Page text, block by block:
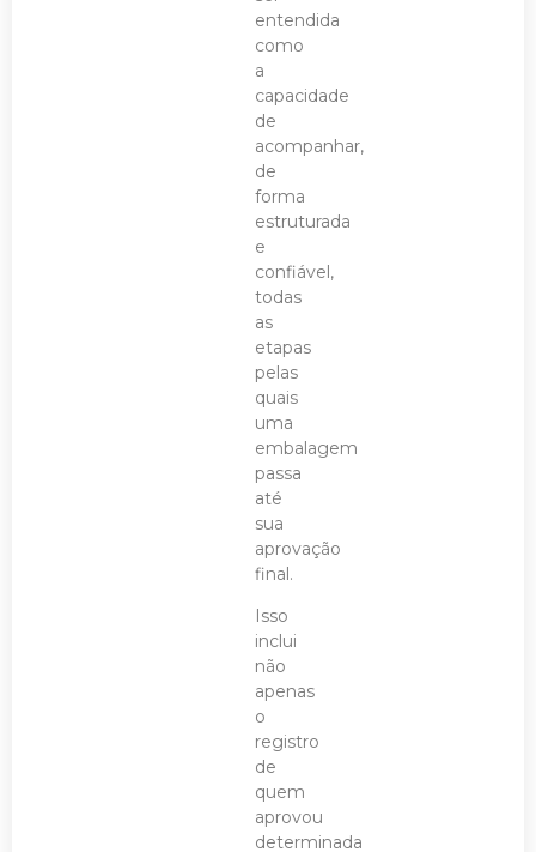
entendida
como
a
capacidade
de
acompanhar,
de
forma
estruturada
e
confiável,
todas
as
etapas
pelas
quais
uma
embalagem
passa
até
sua
aprovação
final.
Isso
inclui
não
apenas
o
registro
de
quem
aprovou
determinada